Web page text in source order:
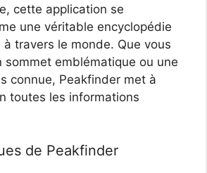
cette application se
une véritable encyclopédie
travers le monde. Que vous
sommet emblématique ou une
connue, Peakfinder met à
toutes les informations
de Peakfinder